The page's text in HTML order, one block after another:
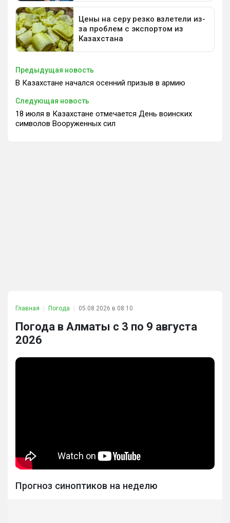
Предыдущая новость
В Казахстане начался осенний призыв в армию
Следующая новость
18 июля в Казахстане отмечается День воинских
символов Вооруженных сил
Главная Погода 05.08.2026 в 08:10
Погода в Алматы с 3 по 9 августа
2026
Прогноз синоптиков на неделю